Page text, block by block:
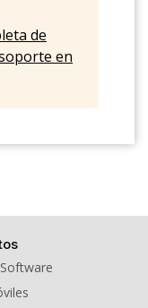
de
en